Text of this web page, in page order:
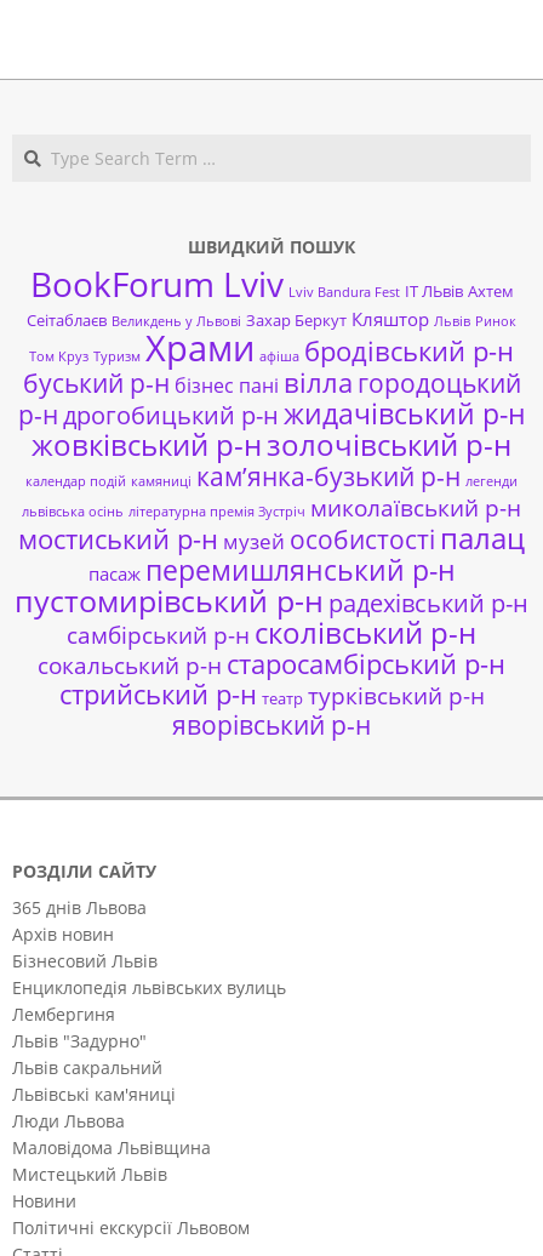
ШВИДКИЙ ПОШУК
BookForum Lviv Lviv Bandura Fest ІТ ЛЬвів Ахтем
Сеітаблаєв Великдень у Львові Захар Беркут Кляштор Львів Ринок
Том Круз Туризм Храми афіша бродівський р-н
буський р-н бізнес пані вілла городоцький
р-ндрогобицький р-н жидачівський р-н
жовківський р-нзолочівський р-н
календар подій камяниці кам’янка-бузький р-н легенди
львівська осінь літературна премія Зустріч миколаївський р-н
мостиський р-н музей особистості палац
пасаж перемишлянський р-н
пустомирівський р-н радехівський р-н
самбірський р-н сколівський р-н
сокальський р-н старосамбірський р-н
стрийський р-н театр турківський р-н
яворівський р-н
РОЗДІЛИ САЙТУ
365 днів Львова
Архів новин
Бізнесовий Львів
Енциклопедія львівських вулиць
Лембергиня
Львів "Задурно"
Львів сакральний
Львівські кам'яниці
Люди Львова
Маловідома Львівщина
Мистецький Львів
Новини
Політичні екскурсії Львовом